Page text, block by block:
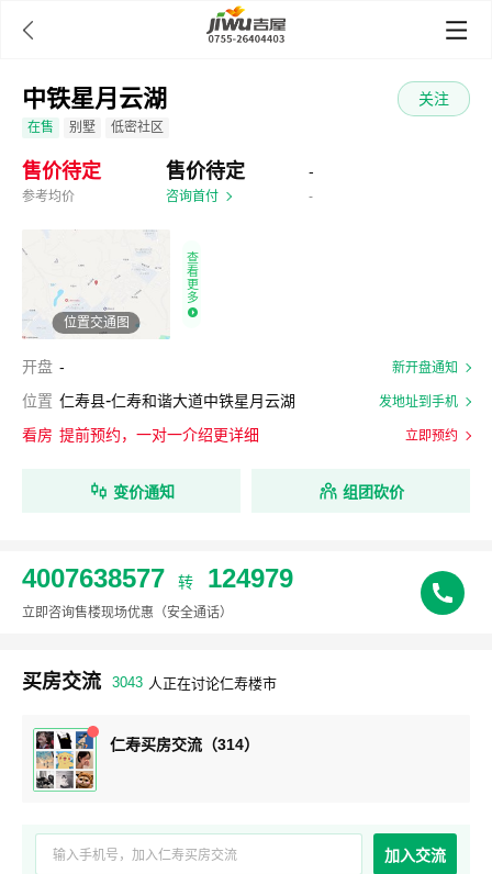

中铁星月云湖 关注
在售 别墅 低密社区
售价待定
参考均价
售价待定
咨询首付
-
-
位置交通图
查
看
更
多
开盘 - 新开盘通知
位置 仁寿县-仁寿和谐大道中铁星月云湖 发地址到手机
看房 提前预约，一对一介绍更详细 立即预约
变价通知 组团砍价
4007638577 转 124979
立即咨询售楼现场优惠 （安全通话）
买房交流 3043 人正在讨论仁寿楼市
仁寿买房交流（314）
加入交流